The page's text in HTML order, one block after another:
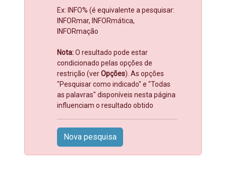
Ex: INFO% (é equivalente a pesquisar:
INFORmar, INFORmática,
INFORmação
Nota:O resultado pode estar
condicionado pelas opções de
restrição (verOpções). As opções
"Pesquisar como indicado" e "Todas
as palavras" disponíveis nesta página
influenciam o resultado obtido
Nova pesquisa